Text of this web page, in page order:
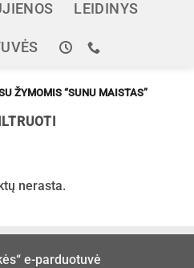
LEIDINYS
ŽYMOMIS “SUNU MAISTAS”
nerasta.
e-parduotuvė